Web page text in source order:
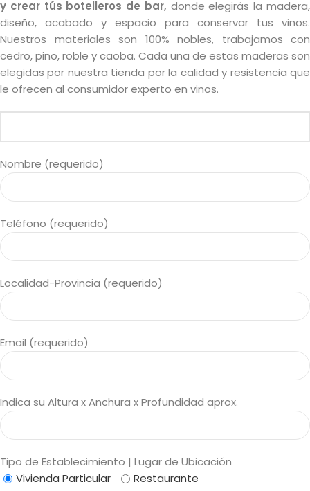
y crear tús botelleros de bar, donde elegirás la madera,
diseño, acabado y espacio para conservar tus vinos.
Nuestros materiales son 100% nobles, trabajamos con
cedro, pino, roble y caoba. Cada una de estas maderas son
elegidas por nuestra tienda por la calidad y resistencia que
le ofrecen al consumidor experto en vinos.
Nombre (requerido)
Teléfono (requerido)
Localidad-Provincia (requerido)
Email (requerido)
Indica su Altura x Anchura x Profundidad aprox.
Tipo de Establecimiento | Lugar de Ubicación
Vivienda Particular
Restaurante